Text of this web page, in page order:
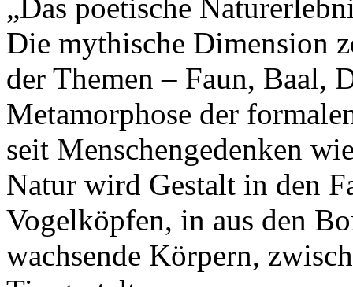
„Das poetische
Die mythische Dimension
der Themen – Faun, Baal,
Metamorphose der
seit Menschengedenken
Natur wird Gestalt in den
Vogelköpfen, in aus den
wachsende Körpern,